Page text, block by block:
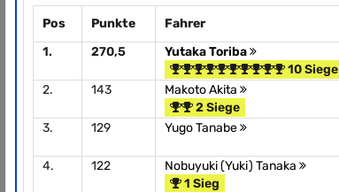
Pos Punkte Fahrer
1.
270,5
Yutaka Toriba
10 Siege
2.
143
Makoto Akita
2 Siege
3.
129 Yugo Tanabe
4. 122
Nobuyuki (Yuki) Tanaka
1 Sieg